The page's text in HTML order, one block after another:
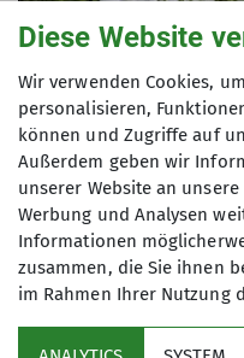
Pflanzen zu schützen,
bevorzugten
Alpweiden oder
Fließgewässer.
Viele Arten finden in
Rückzugsgebiet,
bewirtschafteten
werden oder dort
Diese Website
Wir verwenden Cookies,
personalisieren,
können und Zugriffe auf
Außerdem geben wir
unserer Website an
Werbung und Analysen
Informationen
zusammen, die Sie ihnen
im Rahmen Ihrer Nutzung